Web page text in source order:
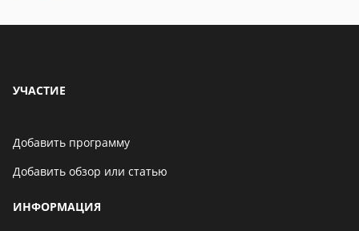
УЧАСТИЕ
Добавить программу
Добавить обзор или статью
ИНФОРМАЦИЯ